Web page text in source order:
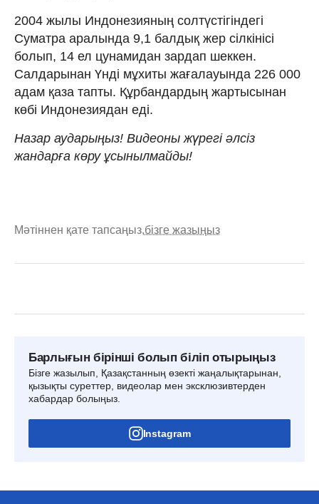
2004 жылы Индонезияның солтүстігіндегі
Суматра аралында 9,1 балдық жер сілкінісі
болып, 14 ел цунамидан зардап шеккен.
Салдарынан Үнді мұхиты жағалауында 226 000
адам қаза тапты. Құрбандардың жартысынан
көбі Индонезиядан еді.
Назар аударыңыз! Видеоны жүрегі әлсіз
жандарға көру ұсынылмайды!
Мәтіннен қате тапсаңыз,бізге жазыңыз
Барлығын бірінші болып біліп отырыңыз
Бізге жазылып, Қазақстанның өзекті жаңалықтарынан,
қызықты суреттер, видеолар мен эксклюзивтерден
хабардар болыңыз.
Instagram